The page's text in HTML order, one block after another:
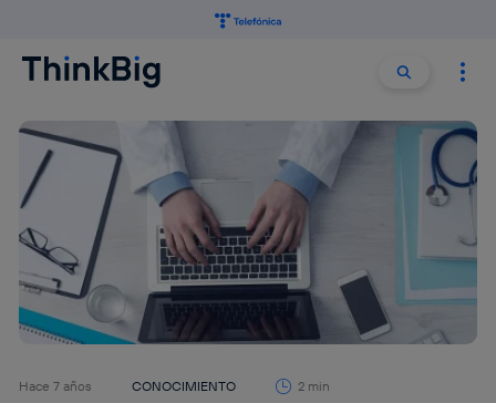
Buscar
Hace 7 años CONOCIMIENTO 2 min